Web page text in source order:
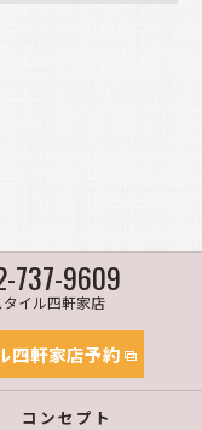
737-9609
イル四軒家店
四軒家店予約
コンセプト